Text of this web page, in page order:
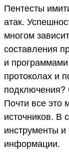
Пентесты
атак.
многом
составления
и
протоколах и
подключения?
Почти все это
источников. В
инструменты и
информации.